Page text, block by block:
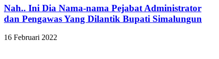
Nah.. Ini Dia Nama-nama Pejabat Administrator
dan Pengawas Yang Dilantik Bupati Simalungun
16 Februari 2022